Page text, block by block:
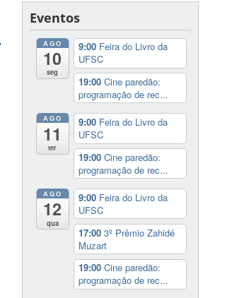
Eventos
AGO
10
seg
9:00 Feira do Livro da
UFSC
19:00 Cine paredão:
programação de rec...
AGO
11
ter
9:00 Feira do Livro da
UFSC
19:00 Cine paredão:
programação de rec...
AGO
12
qua
9:00 Feira do Livro da
UFSC
17:00 3º Prêmio Zahidé
Muzart
19:00 Cine paredão:
programação de rec...